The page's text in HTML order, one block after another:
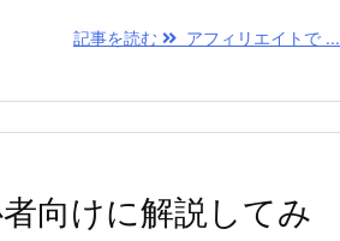
記事を読む アフィリエイトで ...
向けに解説してみ